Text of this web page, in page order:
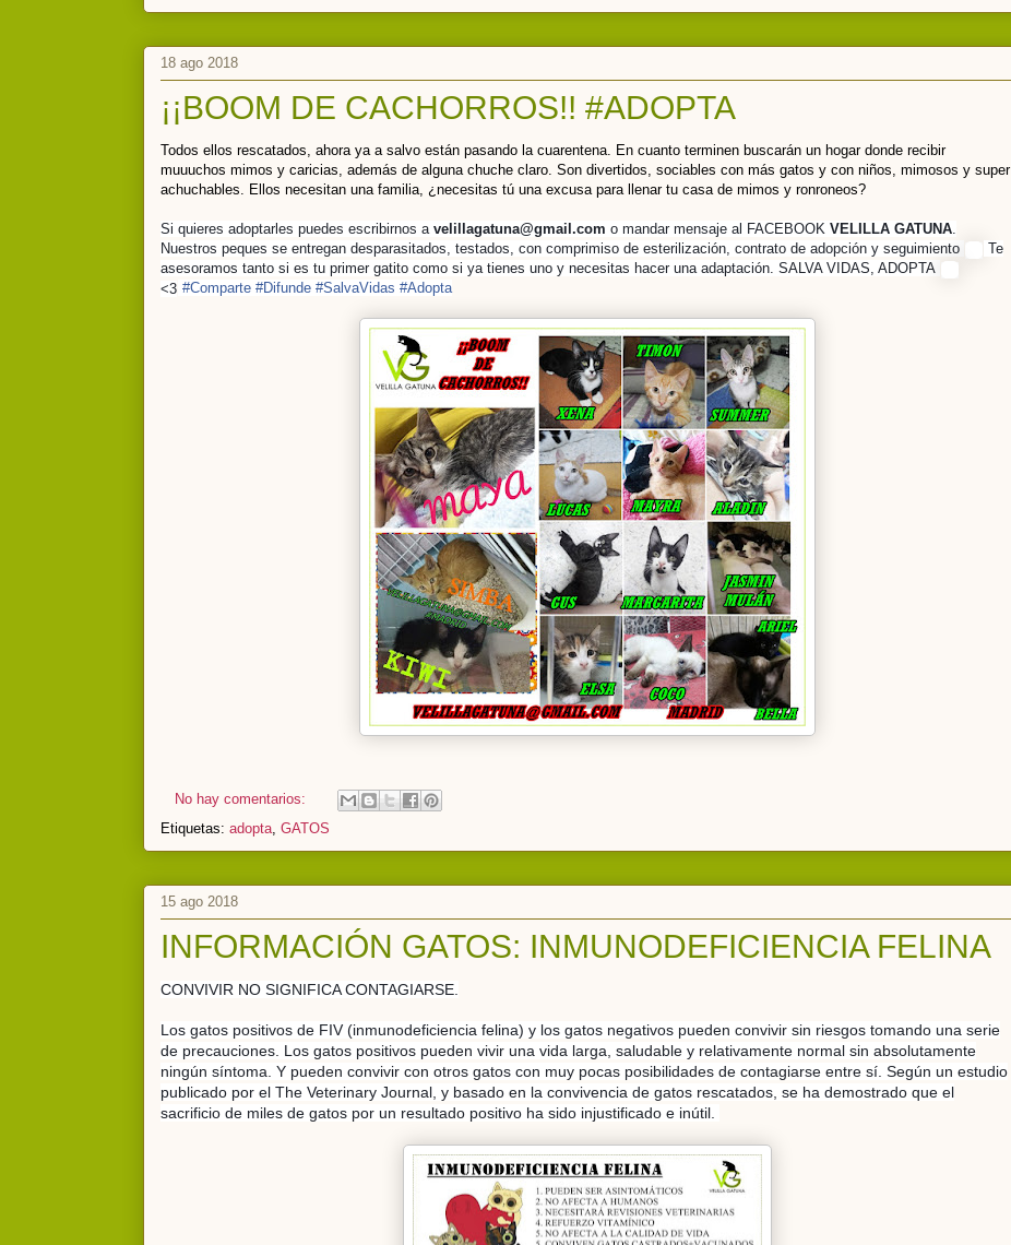
18 ago 2018
¡¡BOOM DE CACHORROS!! #ADOPTA
Todos ellos rescatados, ahora ya a salvo están pasando la cuarentena. En cuanto terminen buscarán un hogar donde recibir
muuuchos mimos y caricias, además de alguna chuche claro. Son divertidos, sociables con más gatos y con niños, mimosos y super
achuchables. Ellos necesitan una familia, ¿necesitas tú una excusa para llenar tu casa de mimos y ronroneos?
Si quieres adoptarles puedes escribirnos a velillagatuna@gmail.com o mandar mensaje al FACEBOOK VELILLA GATUNA.
Nuestros peques se entregan desparasitados, testados, con comprimiso de esterilización, contrato de adopción y seguimiento
Te
asesoramos tanto si es tu primer gatito como si ya tienes uno y necesitas hacer una adaptación. SALVA VIDAS, ADOPTA
<3 #Comparte #Difunde #SalvaVidas #Adopta
No hay comentarios:
Etiquetas: adopta, GATOS
15 ago 2018
INFORMACIÓN GATOS: INMUNODEFICIENCIA FELINA
CONVIVIR NO SIGNIFICA CONTAGIARSE.
Los gatos positivos de FIV (inmunodeficiencia felina) y los gatos negativos pueden convivir sin riesgos tomando una serie
de precauciones. Los gatos positivos pueden vivir una vida larga, saludable y relativamente normal sin absolutamente
ningún síntoma. Y pueden convivir con otros gatos con muy pocas posibilidades de contagiarse entre sí. Según un estudio
publicado por el The Veterinary Journal, y basado en la convivencia de gatos rescatados, se ha demostrado que el
sacrificio de miles de gatos por un resultado positivo ha sido injustificado e inútil.